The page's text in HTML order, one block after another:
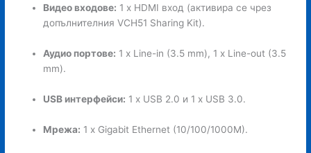
Видео входове: 1 x HDMI вход (активира се чрез
допълнителния VCH51 Sharing Kit).
Аудио портове: 1 x Line-in (3.5 mm), 1 x Line-out (3.5
mm).
USB интерфейси: 1 x USB 2.0 и 1 x USB 3.0.
Мрежа: 1 x Gigabit Ethernet (10/100/1000M).